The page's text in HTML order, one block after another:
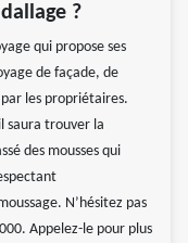
?
qui propose ses
de façade, de
les propriétaires.
saura trouver la
des mousses qui
N’hésitez pas
Appelez-le pour plus